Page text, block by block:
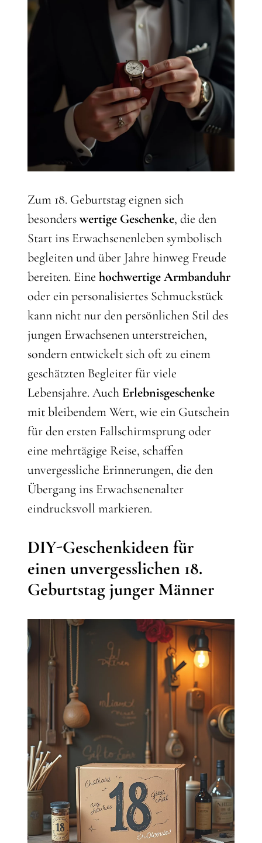
Zum 18. Geburtstag eignen sich
besonderswertige Geschenke, die den
Start ins Erwachsenenleben symbolisch
begleiten und über Jahre hinweg Freude
bereiten. Einehochwertige Armbanduhr
oder ein personalisiertes Schmuckstück
kann nicht nur den persönlichen Stil des
jungen Erwachsenen unterstreichen,
sondern entwickelt sich oft zu einem
geschätzten Begleiter für viele
Lebensjahre. Auch Erlebnisgeschenke
mit bleibendem Wert, wie ein Gutschein
für den ersten Fallschirmsprung oder
eine mehrtägige Reise, schaffen
unvergessliche Erinnerungen, die den
Übergang ins Erwachsenenalter
eindrucksvoll markieren.
DIY-Geschenkideen für
einen unvergesslichen 18.
Geburtstag junger Männer